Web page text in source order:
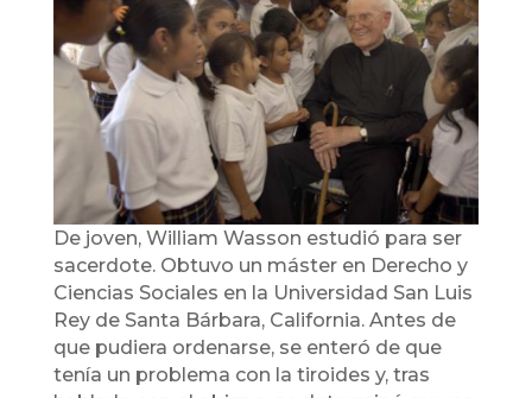
De joven, William Wasson estudió para ser
sacerdote. Obtuvo un máster en Derecho y
Ciencias Sociales en la Universidad San Luis
Rey de Santa Bárbara, California. Antes de
que pudiera ordenarse, se enteró de que
tenía un problema con la tiroides y, tras